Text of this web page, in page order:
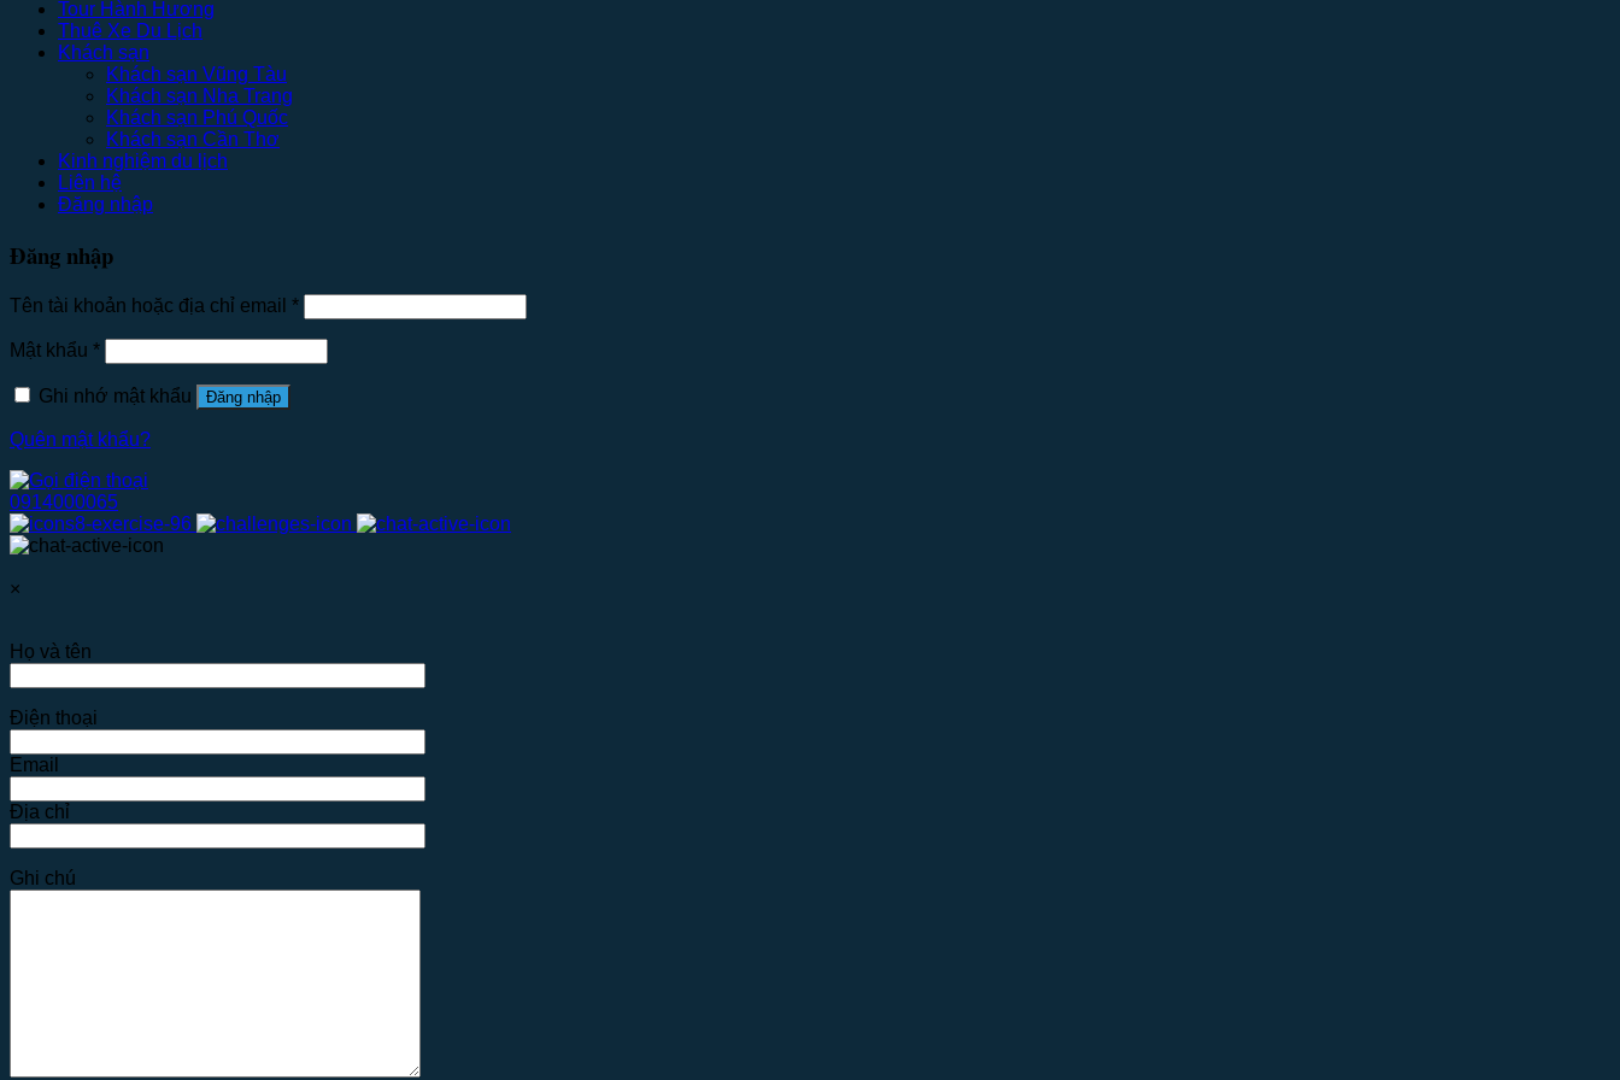
Tour Hành Hương
Thuê Xe Du Lịch
Khách sạn
Khách sạn Vũng Tàu
Khách sạn Nha Trang
Khách sạn Phú Quốc
Khách sạn Cần Thơ
Kinh nghiệm du lịch
Liên hệ
Đăng nhập
Đăng nhập
Tên tài khoản hoặc địa chỉ email *
Mật khẩu *
Ghi nhớ mật khẩu Đăng nhập
Quên mật khẩu?
0914000065
×
Họ và tên
Điện thoại
Email
Địa chỉ
Ghi chú